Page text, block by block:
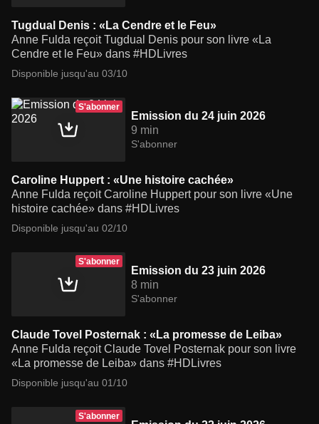
Tugdual Denis : «La Cendre et le Feu»
Anne Fulda reçoit Tugdual Denis pour son livre «La
Cendre et le Feu» dans #HDLivres
Disponible jusqu'au 03/10
S'abonner
Emission du 24 juin 2026
9 min
S'abonner
Caroline Huppert : «Une histoire cachée»
Anne Fulda reçoit Caroline Huppert pour son livre «Une
histoire cachée» dans #HDLivres
Disponible jusqu'au 02/10
S'abonner
Emission du 23 juin 2026
8 min
S'abonner
Claude Tovel Posternak : «La promesse de Leiba»
Anne Fulda reçoit Claude Tovel Posternak pour son livre
«La promesse de Leiba» dans #HDLivres
Disponible jusqu'au 01/10
S'abonner